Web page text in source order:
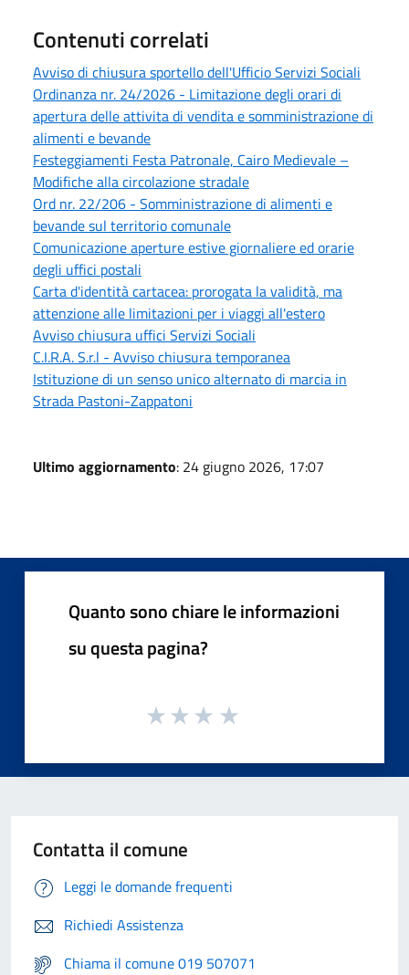
Contenuti correlati
Avviso di chiusura sportello dell'Ufficio Servizi Sociali
Ordinanza nr. 24/2026 - Limitazione degli orari di
apertura delle attivita di vendita e somministrazione di
alimenti e bevande
Festeggiamenti Festa Patronale, Cairo Medievale –
Modifiche alla circolazione stradale
Ord nr. 22/206 - Somministrazione di alimenti e
bevande sul territorio comunale
Comunicazione aperture estive giornaliere ed orarie
degli uffici postali
Carta d'identità cartacea: prorogata la validità, ma
attenzione alle limitazioni per i viaggi all'estero
Avviso chiusura uffici Servizi Sociali
C.I.R.A. S.r.l - Avviso chiusura temporanea
Istituzione di un senso unico alternato di marcia in
Strada Pastoni-Zappatoni
Ultimo aggiornamento: 24 giugno 2026, 17:07
Quanto sono chiare le informazioni
su questa pagina?
Contatta il comune
Leggi le domande frequenti
Richiedi Assistenza
Chiama il comune 019 507071